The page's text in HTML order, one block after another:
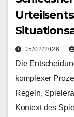
05/02/2026
Die
komplexer
Regeln,
Kontext des